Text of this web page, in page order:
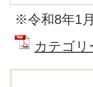
※令和8年1
カテゴ